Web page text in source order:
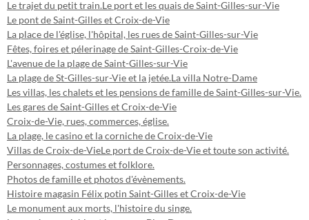
Le trajet du petit train.Le port et les quais de Saint-Gilles-sur-Vie
Le pont de Saint-Gilles et Croix-de-Vie
La place de l'église, l'hôpital, les rues de Saint-Gilles-sur-Vie
Fêtes, foires et pélerinage de Saint-Gilles-Croix-de-Vie
L'avenue de la plage de Saint-Gilles-sur-Vie
La plage de St-Gilles-sur-Vie et la jetée.La villa Notre-Dame
Les villas, les chalets et les pensions de famille de Saint-Gilles-sur-Vie.
Les gares de Saint-Gilles et Croix-de-Vie
Croix-de-Vie, rues, commerces, église.
La plage, le casino et la corniche de Croix-de-Vie
Villas de Croix-de-VieLe port de Croix-de-Vie et toute son activité.
Personnages, costumes et folklore.
Photos de famille et photos d'évènements.
Histoire magasin Félix potin Saint-Gilles et Croix-de-Vie
Le monument aux morts, l'histoire du singe.